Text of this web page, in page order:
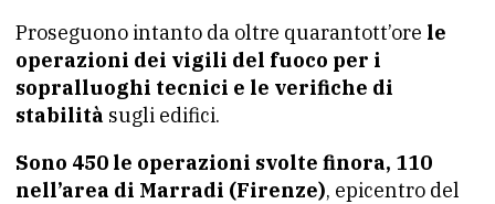
Proseguono intanto da oltre quarantott’ore le
operazioni dei vigili del fuoco per i
sopralluoghi tecnici e le verifiche di
stabilità sugli edifici.
Sono 450 le operazioni svolte finora, 110
nell’area di Marradi (Firenze), epicentro del